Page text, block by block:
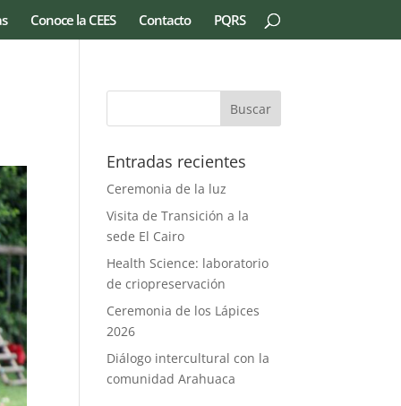
Conoce la CEES Contacto PQRS
Entradas recientes
Ceremonia de la luz
Visita de Transición a la
sede El Cairo
Health Science: laboratorio
de criopreservación
Ceremonia de los Lápices
2026
Diálogo intercultural con la
comunidad Arahuaca